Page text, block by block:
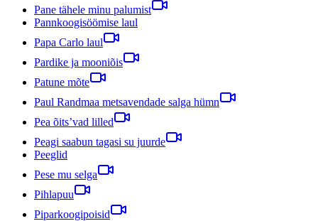
Pane tähele minu palumist
Pannkoogisöömise laul
Papa Carlo laul
Pardike ja mooniõis
Patune mõte
Paul Randmaa metsavendade salga hümn
Pea õits’vad lilled
Peagi saabun tagasi su juurde
Peeglid
Pese mu selga
Pihlapuu
Piparkoogipoisid